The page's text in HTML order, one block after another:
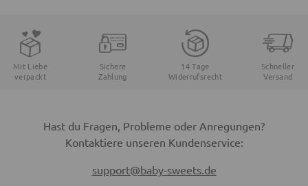
Mit Liebe
verpackt
Sichere
Zahlung
14 Tage
Widerrufsrecht
Schneller
Versand
Hast du Fragen, Probleme oder Anregungen?
Kontaktiere unseren Kundenservice:
support@baby-sweets.de